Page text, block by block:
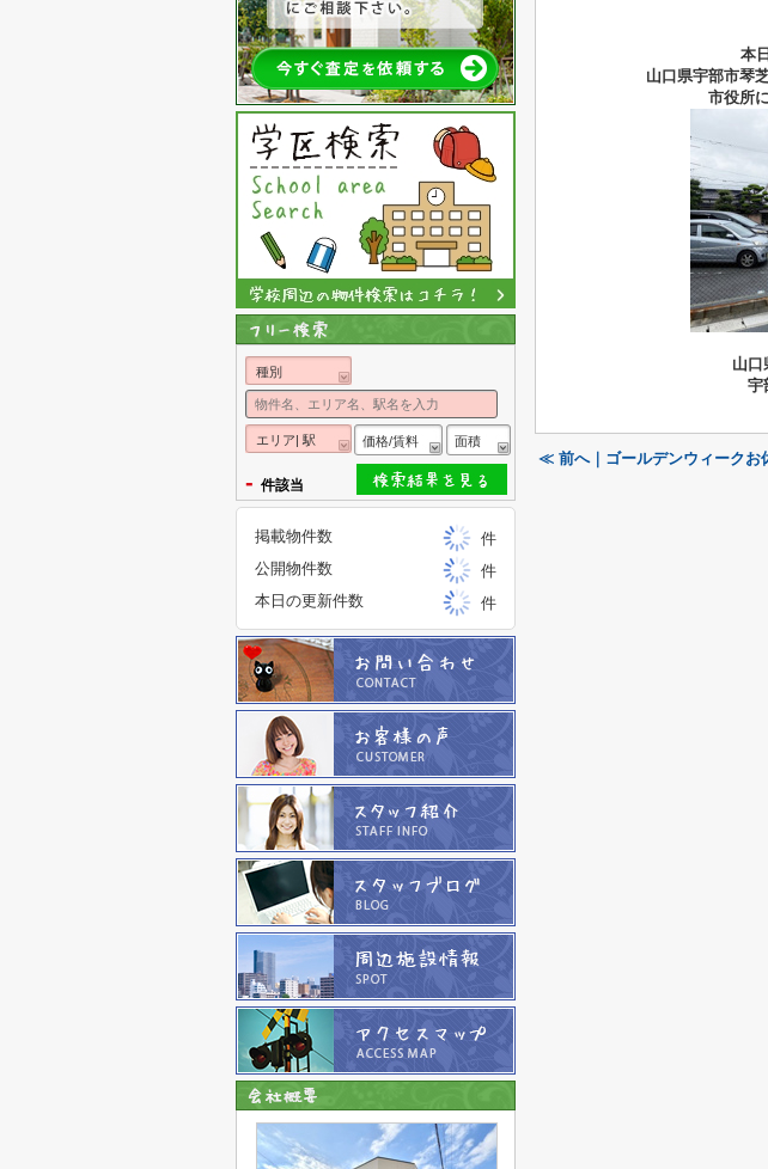
本
山口県宇部市琴
市役所
山口
宇
≪ 前へ｜ゴールデンウィークお
種別
エリア| 駅 価格/賃料 面積
- 件該当
掲載物件数
件
公開物件数
件
本日の更新件数
件